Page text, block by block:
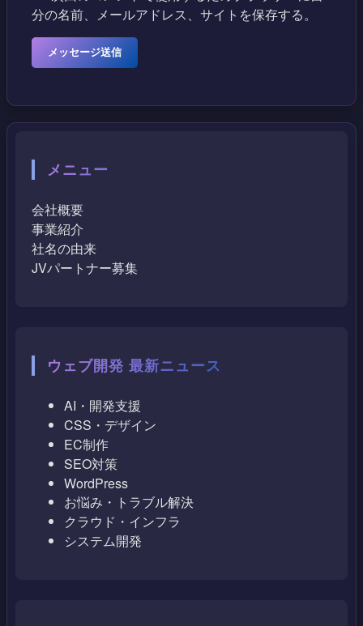
分の名前、メールアドレス、サイトを保存する。
メニュー
会社概要
事業紹介
社名の由来
JVパートナー募集
ウェブ開発 最新ニュース
AI・開発支援
CSS・デザイン
EC制作
SEO対策
WordPress
お悩み・トラブル解決
クラウド・インフラ
システム開発